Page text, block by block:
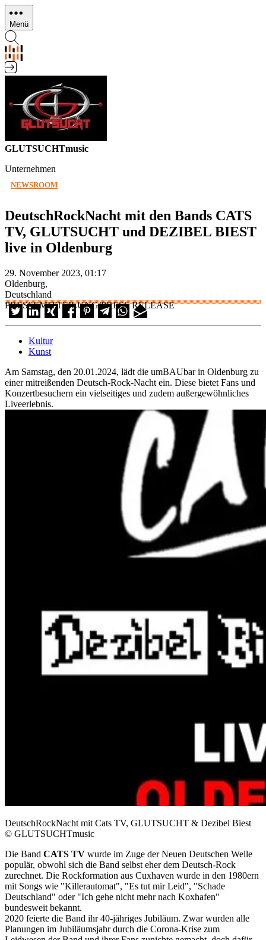
Direkt
zum
Inhalt
Menü
GLUTSUCHTmusic
Unternehmen
NEWSROOM
DeutschRockNacht mit den Bands CATS
TV, GLUTSUCHT und DEZIBEL BIEST
live in Oldenburg
29. November 2023, 01:17
Oldenburg,
Deutschland
PRESSEMITTEILUNG/PRESS RELEASE
Kultur
Kunst
Am Samstag, den 20.01.2024, lädt die umBAUbar in Oldenburg zu
einer mitreißenden Deutsch-Rock-Nacht ein. Diese bietet Fans und
Konzertbesuchern ein vielseitiges und zudem außergewöhnliches
Liveerlebnis.
DeutschRockNacht mit Cats TV, GLUTSUCHT & Dezibel Biest
© GLUTSUCHTmusic
Die Band CATS TV wurde im Zuge der Neuen Deutschen Welle
populär, obwohl sich die Band selbst eher dem Deutsch-Rock
zurechnet. Die Rockformation aus Cuxhaven wurde in den 1980ern
mit Songs wie "Killerautomat", "Es tut mir Leid", "Schade
Deutschland" oder "Ich gehe nicht mehr nach Koxhafen"
bundesweit bekannt.
2020 feierte die Band ihr 40-jähriges Jubiläum. Zwar wurden alle
Planungen im Jubiläumsjahr durch die Corona-Krise zum